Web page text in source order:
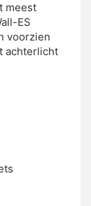
meest
ES
voorzien
achterlicht